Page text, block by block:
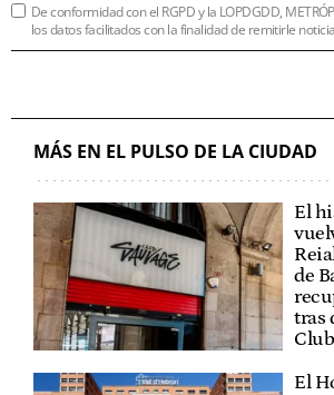
De conformidad con el RGPD y la LOPDGDD,
los datos facilitados con la finalidad de remitirle
MÁS EN EL PULSO DE LA CIUDAD
El
de
tras
El